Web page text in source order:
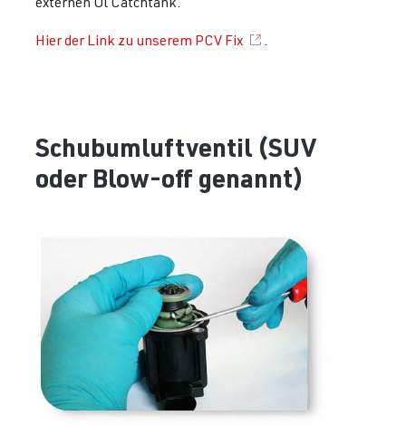
Hier der Link zu unserem PCV Fix
Schubumluftventil (SUV
oder Blow-off genannt)